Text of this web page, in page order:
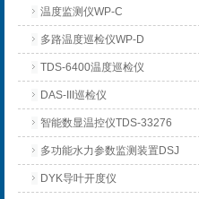
温度监测仪WP-C
多路温度巡检仪WP-D
TDS-6400温度巡检仪
DAS-III巡检仪
智能数显温控仪TDS-33276
多功能水力参数监测装置DSJ
DYK导叶开度仪